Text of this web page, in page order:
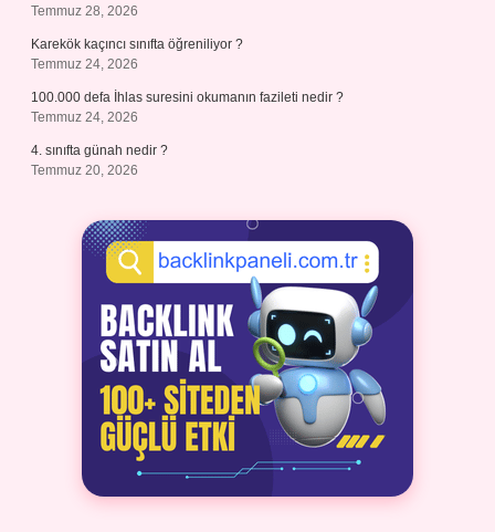
Temmuz 28, 2026
Karekök kaçıncı sınıfta öğreniliyor ?
Temmuz 24, 2026
100.000 defa İhlas suresini okumanın fazileti nedir ?
Temmuz 24, 2026
4. sınıfta günah nedir ?
Temmuz 20, 2026